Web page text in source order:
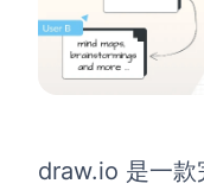
draw.io 是一款